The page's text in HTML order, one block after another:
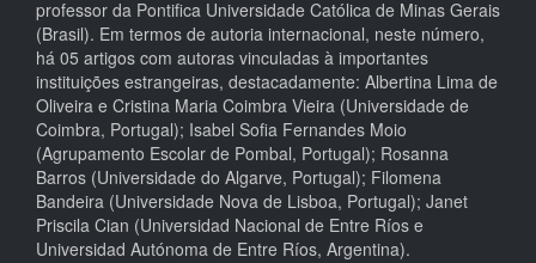
professor da Pontifica Universidade Católica de Minas Gerais
(Brasil). Em termos de autoria internacional, neste número,
há 05 artigos com autoras vinculadas à importantes
instituições estrangeiras, destacadamente: Albertina Lima de
Oliveira e Cristina Maria Coimbra Vieira (Universidade de
Coimbra, Portugal); Isabel Sofia Fernandes Moio
(Agrupamento Escolar de Pombal, Portugal); Rosanna
Barros (Universidade do Algarve, Portugal); Filomena
Bandeira (Universidade Nova de Lisboa, Portugal); Janet
Priscila Cian (Universidad Nacional de Entre Ríos e
Universidad Autónoma de Entre Ríos, Argentina).